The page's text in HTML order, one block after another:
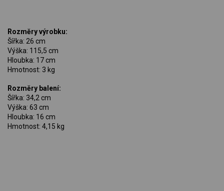
Rozměry výrobku:
Šířka: 26 cm
Výška: 115,5 cm
Hloubka: 17 cm
Hmotnost: 3 kg
Rozměry balení:
Šířka: 34,2 cm
Výška: 63 cm
Hloubka: 16 cm
Hmotnost: 4,15 kg